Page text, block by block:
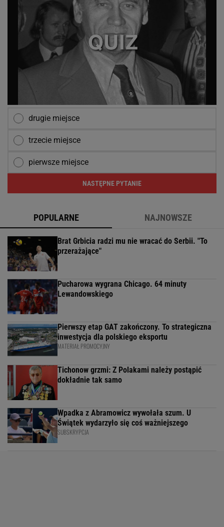
drugie miejsce
trzecie miejsce
pierwsze miejsce
NASTĘPNE PYTANIE
POPULARNE NAJNOWSZE
Brat Grbicia radzi mu nie wracać do Serbii. "To
przerażające"
Pucharowa wygrana Chicago. 64 minuty
Lewandowskiego
Pierwszy etap GAT zakończony. To strategiczna
inwestycja dla polskiego eksportu
MATERIAŁ PROMOCYJNY
Tichonow grzmi: Z Polakami należy postąpić
dokładnie tak samo
Wpadka z Abramowicz wywołała szum. U
Świątek wydarzyło się coś ważniejszego
SUBSKRYPCJA